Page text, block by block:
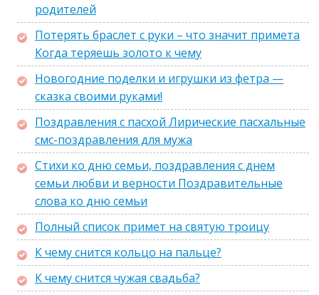
родителей
Потерять браслет с руки – что значит примета
Когда теряешь золото к чему
Новогодние поделки и игрушки из фетра —
сказка своими руками!
Поздравления с пасхой Лирические пасхальные
смс-поздравления для мужа
Стихи ко дню семьи, поздравления с днем
семьи любви и верности Поздравительные
слова ко дню семьи
Полный список примет на святую троицу
К чему снится кольцо на пальце?
К чему снится чужая свадьба?